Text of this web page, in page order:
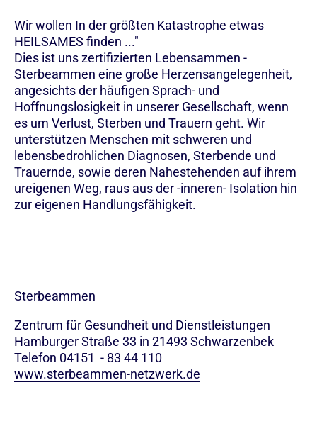
Wir wollen In der größten Katastrophe etwas
HEILSAMES finden ..."
Dies ist uns zertifizierten Lebensammen -
Sterbeammen eine große Herzensangelegenheit,
angesichts der häufigen Sprach- und
Hoffnungslosigkeit in unserer Gesellschaft, wenn
es um Verlust, Sterben und Trauern geht. Wir
unterstützen Menschen mit schweren und
lebensbedrohlichen Diagnosen, Sterbende und
Trauernde, sowie deren Nahestehenden auf ihrem
ureigenen Weg, raus aus der -inneren- Isolation hin
zur eigenen Handlungsfähigkeit.
Sterbeammen
Zentrum für Gesundheit und Dienstleistungen
Hamburger Straße 33 in 21493 Schwarzenbek
Telefon 04151 - 83 44 110
www.sterbeammen-netzwerk.de